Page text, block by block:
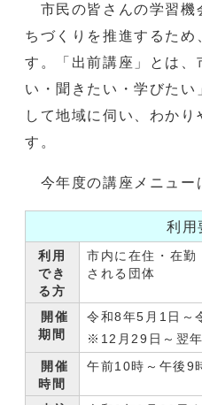
市民の皆さんの学習機
ちづくりを推進するため
す。「出前講座」とは、
い・聞きたい・学びたい
して地域に伺い、わか
す。
今年度の講座メニュー
利用
利用
でき
る方
市内に在住・在
される団体
開催
期間
令和8年5月1日～
※12月29日～翌
開催
時間
午前10時～午後9